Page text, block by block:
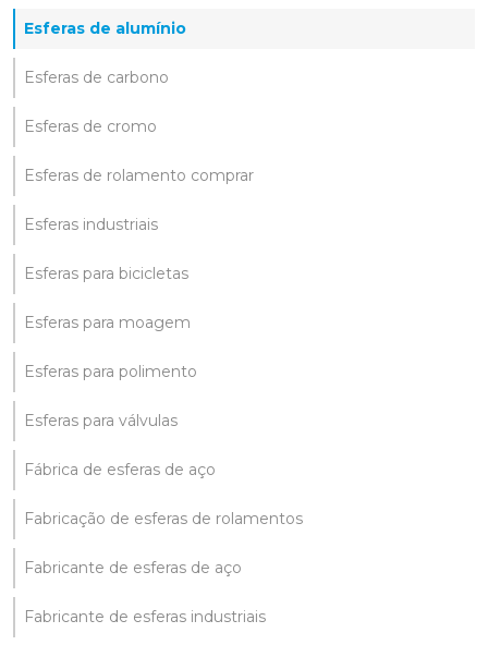
Esferas de alumínio
Esferas de carbono
Esferas de cromo
Esferas de rolamento comprar
Esferas industriais
Esferas para bicicletas
Esferas para moagem
Esferas para polimento
Esferas para válvulas
Fábrica de esferas de aço
Fabricação de esferas de rolamentos
Fabricante de esferas de aço
Fabricante de esferas industriais